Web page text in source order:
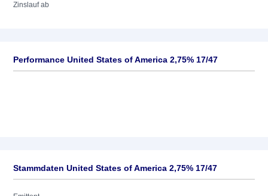
Zinslauf ab
Performance United States of America 2,75% 17/47
Stammdaten United States of America 2,75% 17/47